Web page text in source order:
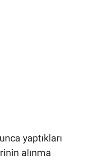
yaptıkları
alınma